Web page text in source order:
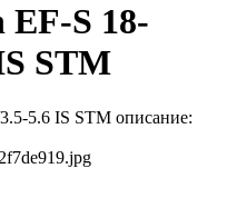
EF-S 18-
STM
5.6 IS STM описание: